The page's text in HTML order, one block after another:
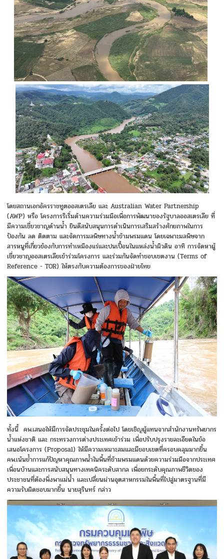
โดยสถานเอกอัครราชทูตออสเตรเลีย และ Australian Water Partnership
(AWP) หรือ โครงการริเริ่มด้านความร่วมมือเพื่อการพัฒนาของรัฐบาลออสเตรเลีย ที่
มีความเชี่ยวชาญด้านน้ำ ยินดีสนับสนุนการดำเนินการเสริมสร้างศักยภาพในการ
ป้องกัน ลด ติดตาม และจัดการมลพิษทางน้ำข้ามพรมแดน โดยเฉพาะมลพิษจาก
สารหนูที่เกี่ยวข้องกับการทำเหมืองแร่และปนเปื้อนในแหล่งน้ำผิวดิน อาทิ การจัดหาผู้
เชี่ยวชาญออสเตรเลียเข้าร่วมโครงการ และร่วมกันจัดทำขอบเขตงาน (Terms of
Reference - TOR) ให้ตรงกับความต้องการของฝ่ายไทย
ทั้งนี้ คพ.เสนอให้มีการจัดประชุมในครั้งต่อไป โดยเชิญผู้แทนจากสำนักงานทรัพยากร
น้ำแห่งชาติ และ กระทรวงการต่างประเทศเข้าร่วม เพื่อปรับปรุงรายละเอียดในข้อ
เสนอโครงการ (Proposal) ให้มีความเหมาะสมและมีขอบเขตที่ครอบคลุมมากขึ้น
คพ.เน้นย้ำการแก้ปัญหาคุณภาพน้ำในพื้นที่ข้ามพรมแดนด้วยความร่วมมือจากประเทศ
เพื่อนบ้านและการสนับสนุนทางเทคนิคระดับสากล เพื่อยกระดับคุณภาพชีวิตของ
ประชาชนที่ต้องพึ่งพาแม่น้ำ และเปลี่ยนผ่านอุตสาหกรรมในพื้นที่ไปสู่มาตรฐานที่มี
ความรับผิดชอบมากขึ้น นายสุรินทร์ กล่าว